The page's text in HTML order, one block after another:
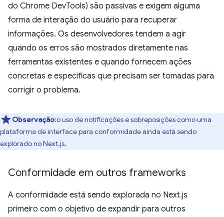
do Chrome DevTools) são passivas e exigem alguma
forma de interação do usuário para recuperar
informações. Os desenvolvedores tendem a agir
quando os erros são mostrados diretamente nas
ferramentas existentes e quando fornecem ações
concretas e específicas que precisam ser tomadas para
corrigir o problema.
Observação:o uso de notificações e sobreposições como uma
plataforma de interface para conformidade ainda está sendo
explorado no Next.js.
Conformidade em outros frameworks
A conformidade está sendo explorada no Next.js
primeiro com o objetivo de expandir para outros